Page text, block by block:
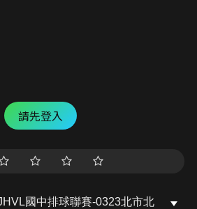
請先登入
國中排球聯賽-0323北市北